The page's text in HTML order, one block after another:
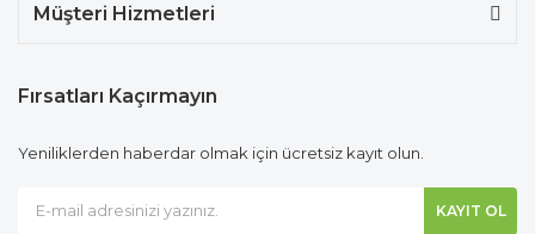
Müşteri Hizmetleri
Fırsatları Kaçırmayın
Yeniliklerden haberdar olmak için ücretsiz kayıt olun.
KAYIT OL